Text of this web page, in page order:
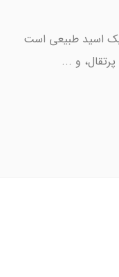
اسید طبیعی است
و ...